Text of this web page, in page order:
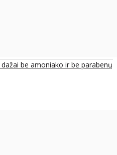
be amoniako ir be parabenų